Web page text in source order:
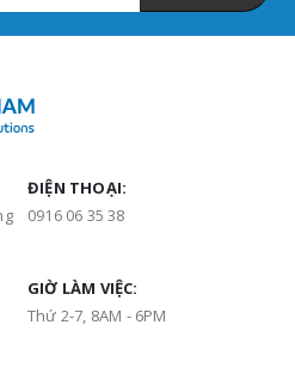
ĐIỆN THOẠI:
0916 06 35 38
GIỜ LÀM VIỆC:
Thứ 2-7, 8AM - 6PM